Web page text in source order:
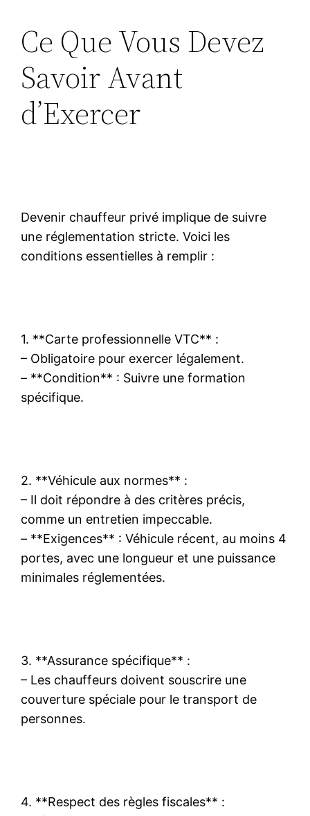
Ce Que Vous Devez
Savoir Avant
d’Exercer
Devenir chauffeur privé implique de suivre
une réglementation stricte. Voici les
conditions essentielles à remplir :
1. **Carte professionnelle VTC** :
– Obligatoire pour exercer légalement.
– **Condition** : Suivre une formation
spécifique.
2. **Véhicule aux normes** :
– Il doit répondre à des critères précis,
comme un entretien impeccable.
– **Exigences** : Véhicule récent, au moins 4
portes, avec une longueur et une puissance
minimales réglementées.
3. **Assurance spécifique** :
– Les chauffeurs doivent souscrire une
couverture spéciale pour le transport de
personnes.
4. **Respect des règles fiscales** :